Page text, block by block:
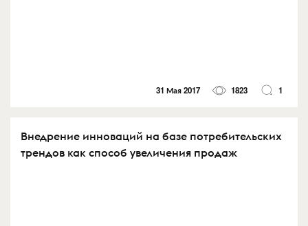
31 Мая 2017 1823 1
Внедрение инноваций на базе потребительских
трендов как способ увеличения продаж